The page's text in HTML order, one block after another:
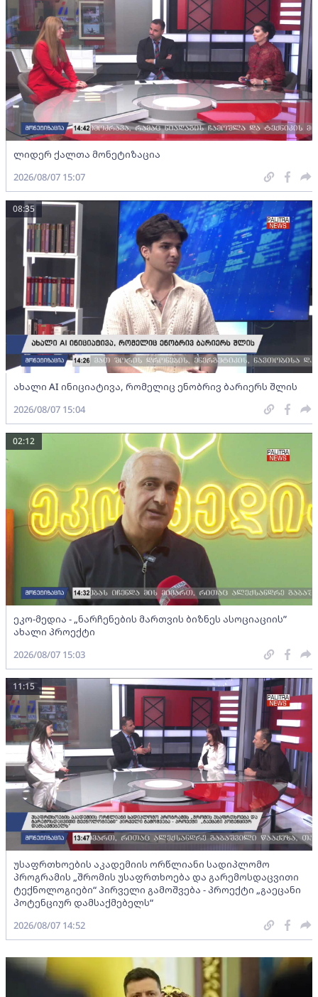
ლიდერ ქალთა მონეტიზაცია
2026/08/07 15:07
ახალი AI ინიციატივა, რომელიც ენობრივ ბარიერს შლის
08:35
2026/08/07 15:04
ეკო-მედია - „ნარჩენების მართვის ბიზნეს ასოციაციის”
ახალი პროექტი
02:12
2026/08/07 15:03
უსაფრთხოების აკადემიის ორწლიანი სადიპლომო
პროგრამის „შრომის უსაფრთხოება და გარემოსდაცვითი
ტექნოლოგიები“ პირველი გამოშვება - პროექტი „გაეცანი
პოტენციურ დამსაქმებელს“
11:15
2026/08/07 14:52